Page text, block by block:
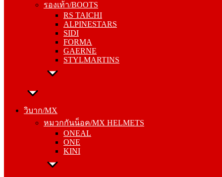
รองเท้า/BOOTS
RS TAICHI
ALPINESTARS
SIDI
FORMA
GAERNE
STYLMARTINS
วิบาก/MX
หมวกกันน็อค/MX HELMETS
ONEAL
ONE
KINI
ALPINESTARS
SIDI
FORMA
GAERNE
STYLMARTINS
วิบาก/MX
ONE
KINI
รองเท้า/BOOTS